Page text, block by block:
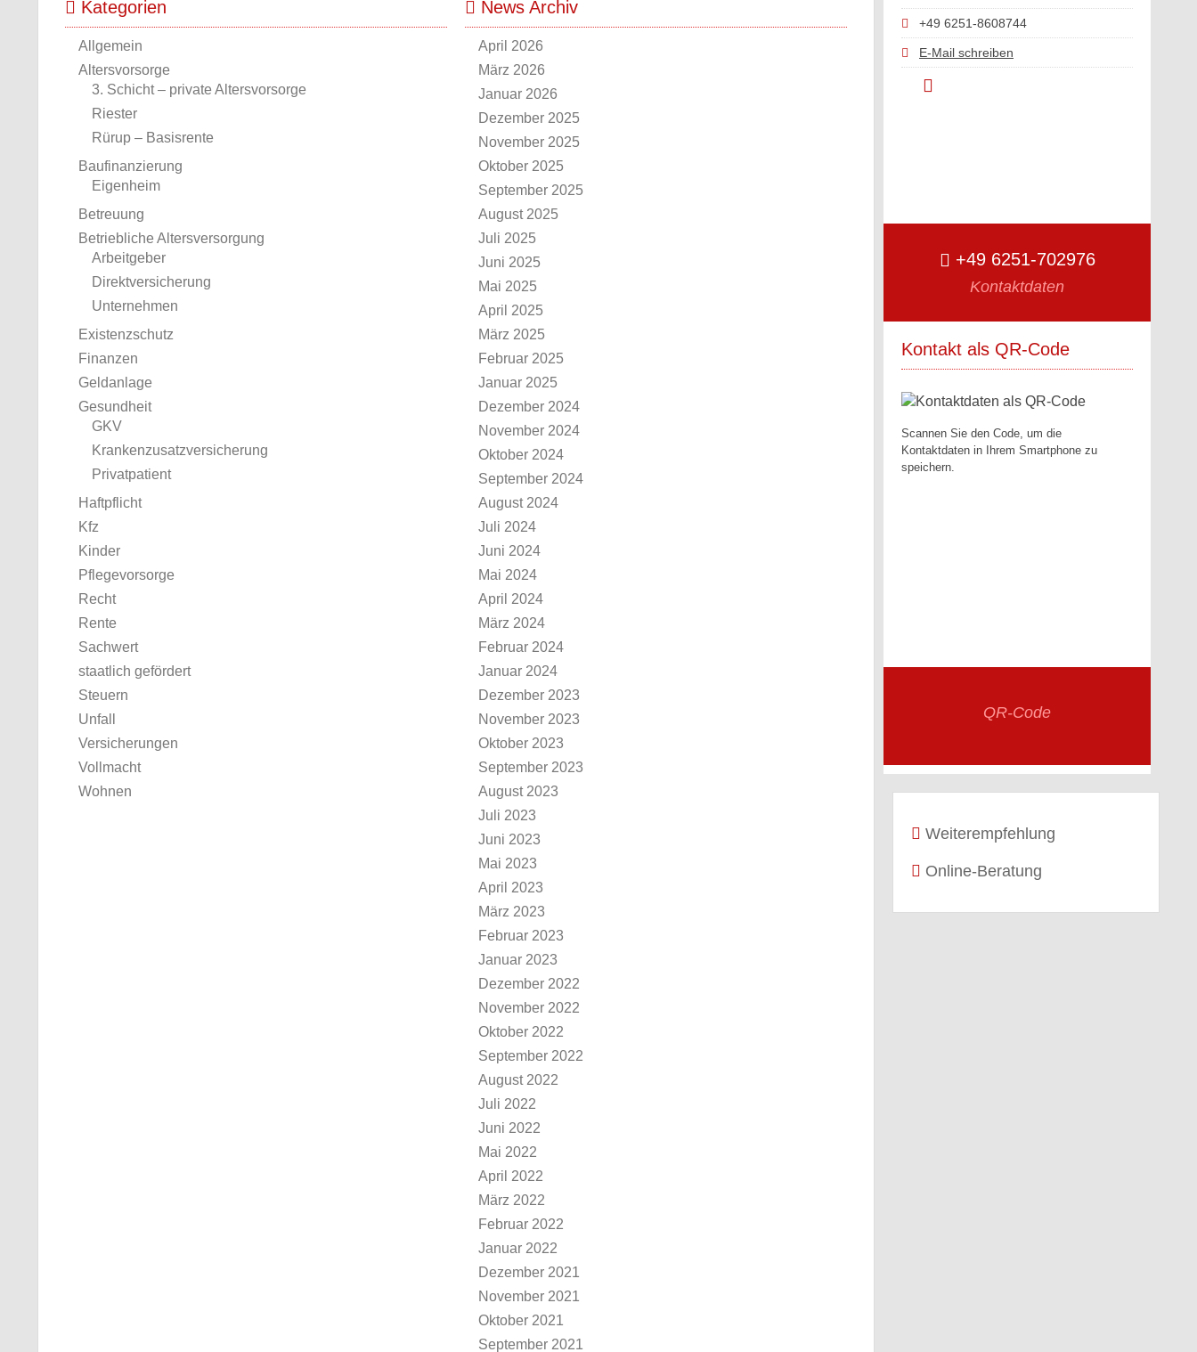
+49 6251-8608744
E-Mail schreiben
+49 6251-702976
Kontaktdaten
Kontakt als QR-Code
Scannen Sie den Code, um die
Kontaktdaten in Ihrem Smartphone zu
speichern.
QR-Code
Weiterempfehlung
Online-Beratung
Kategorien
Allgemein
Altersvorsorge
3. Schicht – private Altersvorsorge
Riester
Rürup – Basisrente
Baufinanzierung
Eigenheim
Betreuung
Betriebliche Altersversorgung
Arbeitgeber
Direktversicherung
Unternehmen
Existenzschutz
Finanzen
Geldanlage
Gesundheit
GKV
Krankenzusatzversicherung
Privatpatient
Haftpflicht
Kfz
Kinder
Pflegevorsorge
Recht
Rente
Sachwert
staatlich gefördert
Steuern
Unfall
Versicherungen
Vollmacht
Wohnen
News Archiv
April 2026
März 2026
Januar 2026
Dezember 2025
November 2025
Oktober 2025
September 2025
August 2025
Juli 2025
Juni 2025
Mai 2025
April 2025
März 2025
Februar 2025
Januar 2025
Dezember 2024
November 2024
Oktober 2024
September 2024
August 2024
Juli 2024
Juni 2024
Mai 2024
April 2024
März 2024
Februar 2024
Januar 2024
Dezember 2023
November 2023
Oktober 2023
September 2023
August 2023
Juli 2023
Juni 2023
Mai 2023
April 2023
März 2023
Februar 2023
Januar 2023
Dezember 2022
November 2022
Oktober 2022
September 2022
August 2022
Juli 2022
Juni 2022
Mai 2022
April 2022
März 2022
Februar 2022
Januar 2022
Dezember 2021
November 2021
Oktober 2021
September 2021